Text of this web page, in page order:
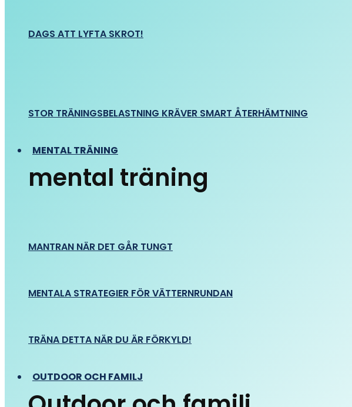
DAGS ATT LYFTA SKROT!
STOR TRÄNINGSBELASTNING KRÄVER SMART ÅTERHÄMTNING
MENTAL TRÄNING
mental träning
MANTRAN NÄR DET GÅR TUNGT
MENTALA STRATEGIER FÖR VÄTTERNRUNDAN
TRÄNA DETTA NÄR DU ÄR FÖRKYLD!
OUTDOOR OCH FAMILJ